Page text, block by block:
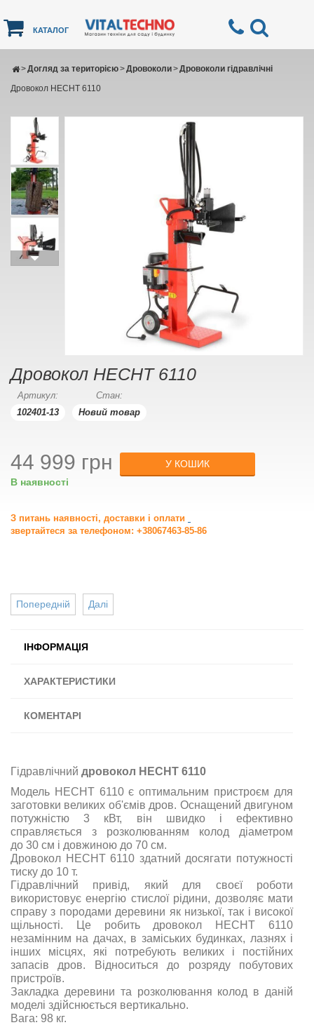
КАТАЛОГ
Догляд за територією
> Дровоколи
> Дровоколи гідравлічні
>
Дровокол HECHT 6110
Дровокол HECHT 6110
Артикул:
102401-13
Стан:
Новий товар
44 999 грн
В наявності
У КОШИК
З питань наявності, доставки і оплати
звертайтеся за телефоном: +38067463-85-86
Далі
Попередній
ІНФОРМАЦІЯ
ХАРАКТЕРИСТИКИ
КОМЕНТАРІ
Гідравлічний дровокол HECHT 6110
Модель HECHT 6110 є оптимальним пристроєм для
заготовки великих об'ємів дров. Оснащений двигуном
потужністю 3 кВт, він швидко і ефективно
справляється з розколюванням колод діаметром
до 30 см і довжиною до 70 см.
Дровокол HECHT 6110 здатний досягати потужності
тиску до 10 т.
Гідравлічний привід, який для своєї роботи
використовує енергію стислої рідини, дозволяє мати
справу з породами деревини як низької, так і високої
щільності. Це робить дровокол HECHT 6110
незамінним на дачах, в заміських будинках, лазнях і
інших місцях, які потребують великих і постійних
запасів дров. Відноситься до розряду побутових
пристроїв.
Закладка деревини та розколювання колод в даній
моделі здійснюється вертикально.
Вага: 98 кг.